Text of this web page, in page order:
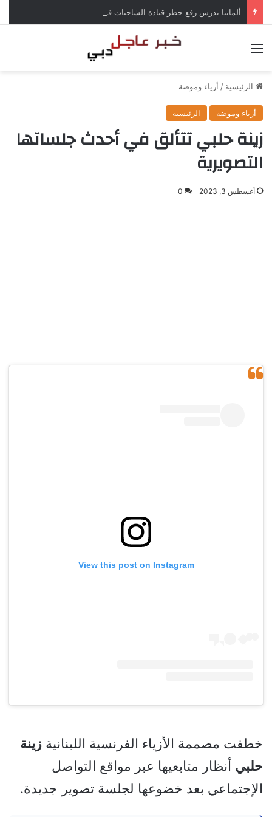
الرئيسية / أزياء وموضة
أزياء وموضة الرئيسية
زينة حلبي تتألق في أحدث جلساتها
التصويرية
أغسطس 3, 2023 0
View this post on Instagram
خطفت مصممة الأزياء الفرنسية اللبنانية زينة
حلبي أنظار متابعيها عبر مواقع التواصل
الإجتماعي بعد خضوعها لجلسة تصوير جديدة.